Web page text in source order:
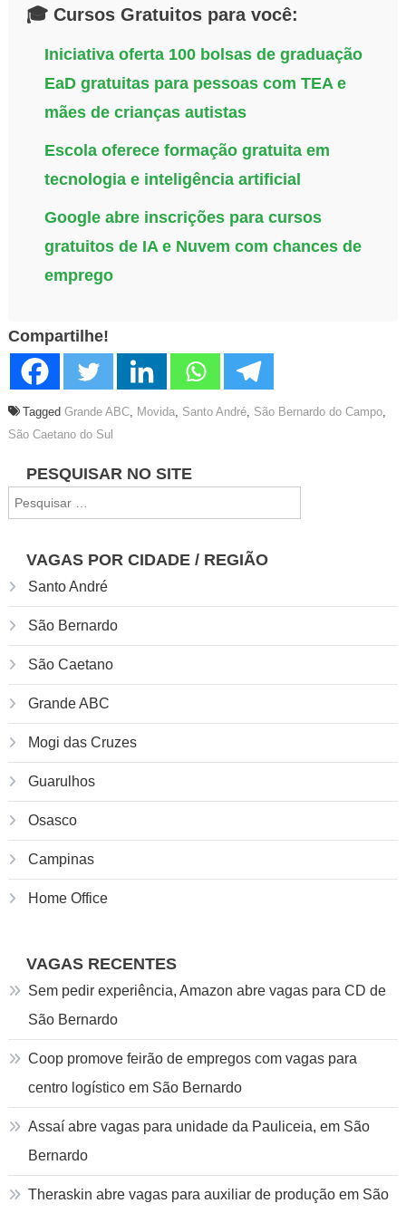
🎓 Cursos Gratuitos para você:
Iniciativa oferta 100 bolsas de graduação
EaD gratuitas para pessoas com TEA e
mães de crianças autistas
Escola oferece formação gratuita em
tecnologia e inteligência artificial
Google abre inscrições para cursos
gratuitos de IA e Nuvem com chances de
emprego
Compartilhe!
Tagged Grande ABC, Movida, Santo André, São Bernardo do Campo,
São Caetano do Sul
Navegação
de
Post
PESQUISAR NO SITE
por:
VAGAS POR CIDADE / REGIÃO
Santo André
São Bernardo
São Caetano
Grande ABC
Mogi das Cruzes
Guarulhos
Osasco
Campinas
Home Office
VAGAS RECENTES
Sem pedir experiência, Amazon abre vagas para CD de
São Bernardo
Coop promove feirão de empregos com vagas para
centro logístico em São Bernardo
Assaí abre vagas para unidade da Pauliceia, em São
Bernardo
Theraskin abre vagas para auxiliar de produção em São